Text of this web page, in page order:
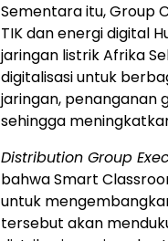
Sementara itu, Group
TIK dan energi digital
jaringan listrik Afrika
digitalisasi untuk
jaringan, penanganan
sehingga
Distribution Group
bahwa Smart
untuk
tersebut akan